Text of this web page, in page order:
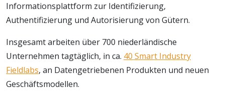
Informationsplattform zur Identifizierung,
Authentifizierung und Autorisierung von Gütern.
Insgesamt arbeiten über 700 niederländische
Unternehmen tagtäglich, in ca. 40 Smart Industry
Fieldlabs, an Datengetriebenen Produkten und neuen
Geschäftsmodellen.